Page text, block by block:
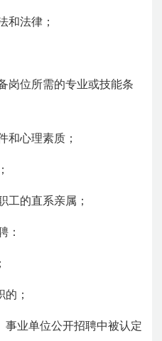
和法律；
岗位所需的专业或技能条
和心理素质；
工的直系亲属；
：
的；
事业单位公开招聘中被认定